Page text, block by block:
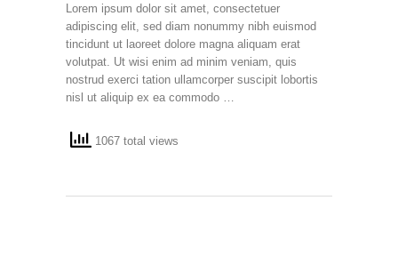
Lorem ipsum dolor sit amet, consectetuer
adipiscing elit, sed diam nonummy nibh euismod
tincidunt ut laoreet dolore magna aliquam erat
volutpat. Ut wisi enim ad minim veniam, quis
nostrud exerci tation ullamcorper suscipit lobortis
nisl ut aliquip ex ea commodo …
1067 total views